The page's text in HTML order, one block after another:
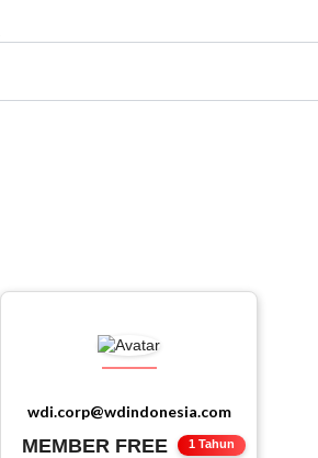
wdi.corp@wdindonesia.com
MEMBER FREE 1 Tahun